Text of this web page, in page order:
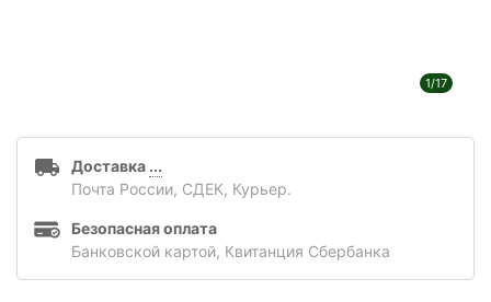
1/17
Доставка ...
Почта России, СДЕК, Курьер.
Безопасная оплата
Банковской картой, Квитанция Сбербанка